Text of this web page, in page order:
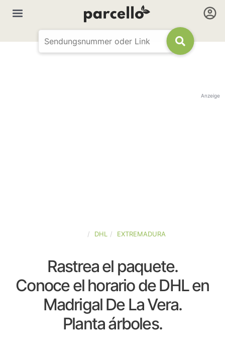
Anzeige
DHL EXTREMADURA
Rastrea el paquete.
Conoce el horario de DHL en
Madrigal De La Vera.
Planta árboles.